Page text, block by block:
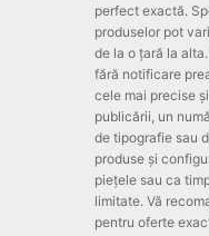
perfect exactă.
produselor pot
de la o țară la
fără notificare
cele mai precise
publicării, un
de tipografie sau
produse și
piețele sau ca
limitate. Vă
pentru oferte